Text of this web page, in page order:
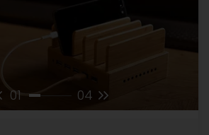
01 04